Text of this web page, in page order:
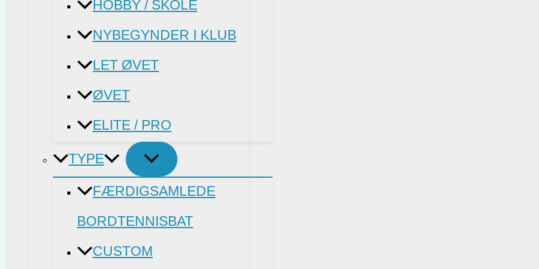
HOBBY / SKOLE
NYBEGYNDER I KLUB
LET ØVET
ØVET
ELITE / PRO
TYPE
FÆRDIGSAMLEDE
BORDTENNISBAT
CUSTOM